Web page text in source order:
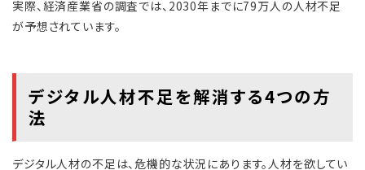
実際、経済産業省の調査では、2030年までに79万人の人材不足
が予想されています。
デジタル人材不足を解消する4つの方
法
デジタル人材の不足は、危機的な状況にあります。人材を欲してい